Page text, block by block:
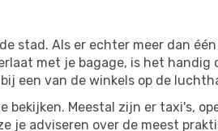
stad. Als er echter meer dan
met je bagage, is het handig
een van de winkels op de
Meestal zijn er taxi's,
je adviseren over de meest